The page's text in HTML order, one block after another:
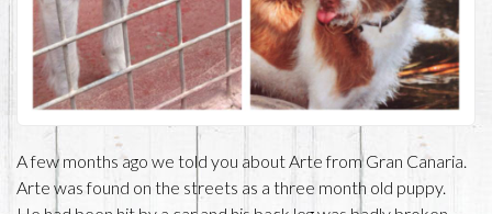
A few months ago we told you about Arte from Gran Canaria.
Arte was found on the streets as a three month old puppy.